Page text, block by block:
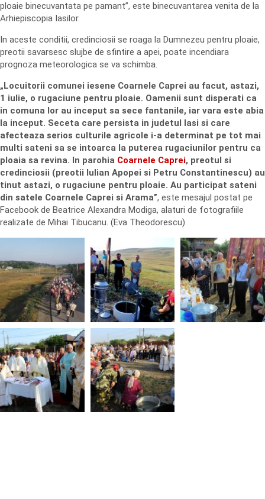
ploaie binecuvantata pe pamant”, este binecuvantarea venita de la
Arhiepiscopia Iasilor.
In aceste conditii, credinciosii se roaga la Dumnezeu pentru ploaie,
preotii savarsesc slujbe de sfintire a apei, poate incendiara
prognoza meteorologica se va schimba.
„Locuitorii comunei iesene Coarnele Caprei au facut, astazi,
1 iulie, o rugaciune pentru ploaie. Oamenii sunt disperati ca
in comuna lor au inceput sa sece fantanile, iar vara este abia
la inceput. Seceta care persista in judetul Iasi si care
afecteaza serios culturile agricole i-a determinat pe tot mai
multi sateni sa se intoarca la puterea rugaciunilor pentru ca
ploaia sa revina. In parohia Coarnele Caprei, preotul si
credinciosii (preotii Iulian Apopei si Petru Constantinescu) au
tinut astazi, o rugaciune pentru ploaie. Au participat sateni
din satele Coarnele Caprei si Arama”, este mesajul postat pe
Facebook de Beatrice Alexandra Modiga, alaturi de fotografiile
realizate de Mihai Tibucanu. (Eva Theodorescu)